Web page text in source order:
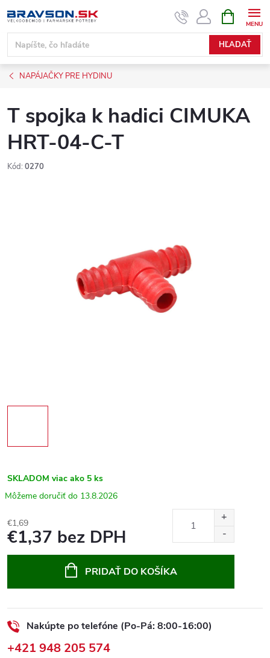
na
obsah
HĽADAŤ
KOŠÍK
NAPÁJAČKY PRE HYDINU
T spojka k hadici CIMUKA
HRT-04-C-T
Kód: 0270
SKLADOM viac ako 5 ks
13.8.2026
€1,69
€1,37 bez DPH
PRIDAŤ DO KOŠÍKA
Nakúpte po telefóne (Po-Pá: 8:00-16:00)
+421 948 205 574